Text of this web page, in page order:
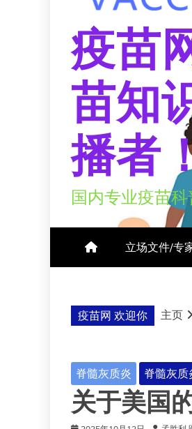
疫苗
苗知
播者
国内专业疫苗科
立场文件/专
疫苗网 欢迎你 主页
脊髓灰质炎 脊髓灰质
关于美国